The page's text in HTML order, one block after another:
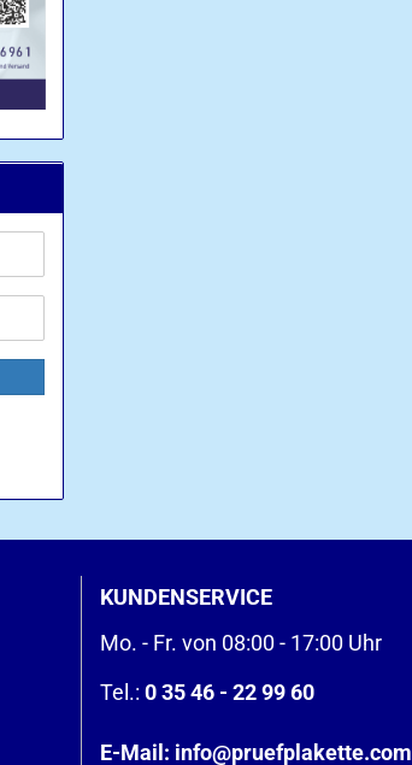
KUNDENSERVICE
Mo. - Fr. von 08:00 - 17:00 Uhr
Tel.: 0 35 46 - 22 99 60
E-Mail: info@pruefplakette.com